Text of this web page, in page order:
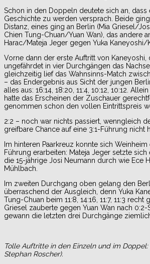
Schon in den Doppeln deutete sich an, dass
Geschichte zu werden versprach. Beide
Distanz, eines ging an Berlin (Mia Griesel/
Chien Tung-Chuan/Yuan Wan), das andere
Harac/Mateja Jeger gegen Yuka Kaneyoshi/
Vorne dann der erste Auftritt von Kaneyoshi,
ungefährdet in vier Durchgängen das
gleichzeitig lief das Wahnsinns-Match
– das Endergebnis aus Sicht der jungen
alles aus: 16:14, 18:20, 11:4, 10:12, 10:12.
hatte das Erscheinen der Zuschauer
genommen schon den vollen Eintrittspreis
2:2 – noch war nichts passiert, wenngleich
greifbare Chance auf eine 3:1-Führung nicht
Im hinteren Paarkreuz konnte sich
Führung erarbeiten: Mateja Jeger setzte
die 15-jährige Josi Neumann durch wie Ece
Mühlbach.
Im zweiten Durchgang oben gelang den
überraschend der Ausgleich, denn Yuka
Tung-Chuan beim 11:8, 14:16, 11:7, 11:3 recht
Griesel zauberte gegen Yuan Wan nach 0:2-
gewann die letzten drei Durchgänge
Tolle Auftritte in den Einzeln und im Doppel:
Stephan Roscher).